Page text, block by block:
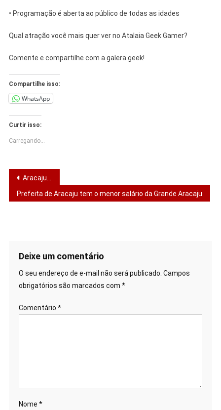
• Programação é aberta ao público de todas as idades
Qual atração você mais quer ver no Atalaia Geek Gamer?
Comente e compartilhe com a galera geek!
Compartilhe isso:
WhatsApp
Curtir isso:
Carregando...
Navegação
de
Aracaju lança mega iluminação natalina com 7 milhões de luzes
Prefeita de Aracaju tem o menor salário da Grande Aracaju
Deixe um comentário
O seu endereço de e-mail não será publicado. Campos
obrigatórios são marcados com *
Comentário *
Nome *